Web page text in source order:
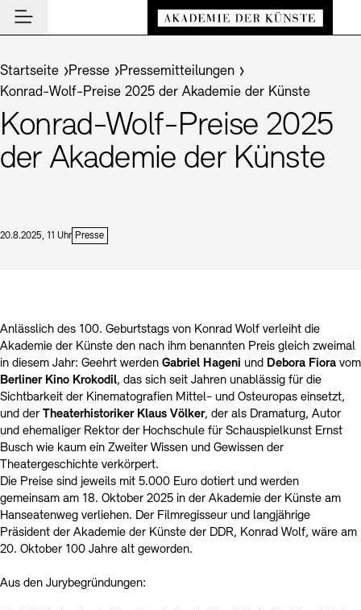
Zum Hauptinhalt springen (Enter drücken)
Veranstaltungsorte
Museen
Barrierefreiheit
Newsletter Presse
Programm
Veranstaltungskalender
Ausstellungen
Vermittlungsprogramm
Tickets und Preise Öffnungszeiten Barrierefreiheit
Newsletter Presse
Institution
Über uns
Mitglieder
Kunstsektionen
Preise, Stipendien und Stiftung
Publikationen
Europäische Allianz der Akademien
JUNGE AKADEMIE
Kulturelle Vermittlung – KUNSTWELTEN
Studio für Elektroakustische Musik
Akademie-Gespräche
Akademie-Brief
Büro der öffentlichen Sache
Mediathek
schau depot architektur modelle
Bilderkeller
NEWS UND EINBLICKE SCHLIESSEN
Benutzung
Recherche
Ausstellungen & Veranstaltungen
Projekte
Publikationen
Abteilungen & Fachbereiche
Bibliothek
Sie befinden sich hier:
Startseite Presse
Pressemitteilungen
Konrad-Wolf-Preise 2025 der Akademie der Künste
Konrad-Wolf-Preise 2025
der Akademie der Künste
Datum und Uhrzeit:
20.8.2025, 11 Uhr
Sektion: Presse
Anlässlich des 100. Geburtstags von Konrad Wolf verleiht die
Akademie der Künste den nach ihm benannten Preis gleich zweimal
in diesem Jahr: Geehrt werden Gabriel Hageni und Debora Fiora vom
Berliner Kino Krokodil, das sich seit Jahren unablässig für die
Sichtbarkeit der Kinematografien Mittel- und Osteuropas einsetzt,
und der Theaterhistoriker Klaus Völker, der als Dramaturg, Autor
und ehemaliger Rektor der Hochschule für Schauspielkunst Ernst
Busch wie kaum ein Zweiter Wissen und Gewissen der
Theatergeschichte verkörpert.
Die Preise sind jeweils mit 5.000 Euro dotiert und werden
gemeinsam am 18. Oktober 2025 in der Akademie der Künste am
Hanseatenweg verliehen. Der Filmregisseur und langjährige
Präsident der Akademie der Künste der DDR, Konrad Wolf, wäre am
20. Oktober 100 Jahre alt geworden.
Aus den Jurybegründungen: